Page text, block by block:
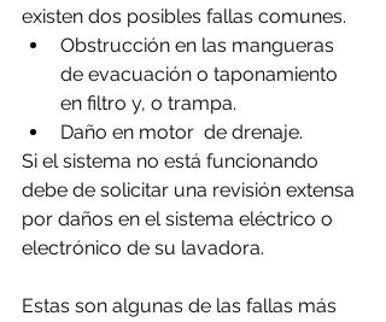
existen dos posibles fallas comunes.
Obstrucción en las mangueras
de evacuación o taponamiento
en filtro y, o trampa.
Daño en motor  de drenaje.
Si el sistema no está funcionando
debe de solicitar una revisión extensa
por daños en el sistema eléctrico o
electrónico de su lavadora.
Estas son algunas de las fallas más